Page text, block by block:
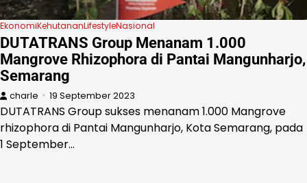
EkonomiKehutananLifestyleNasional
DUTATRANS Group Menanam 1.000
Mangrove Rhizophora di Pantai Mangunharjo,
Semarang
charle 19 September 2023
DUTATRANS Group sukses menanam 1.000 Mangrove
rhizophora di Pantai Mangunharjo, Kota Semarang, pada
1 September…